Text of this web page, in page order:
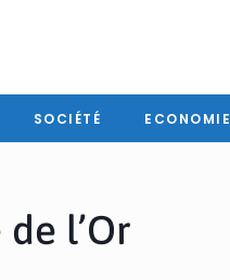
SOCIÉTÉ ECONOMIE
l’Or